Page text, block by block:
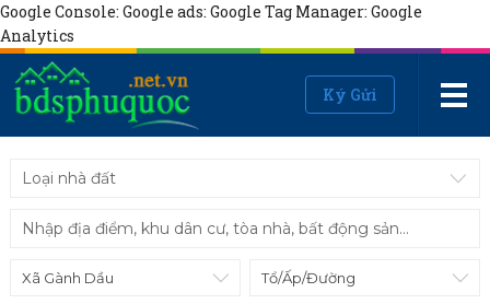
Google Console: Google ads: Google Tag Manager: Google
Analytics
Ký Gửi
Loại nhà đất